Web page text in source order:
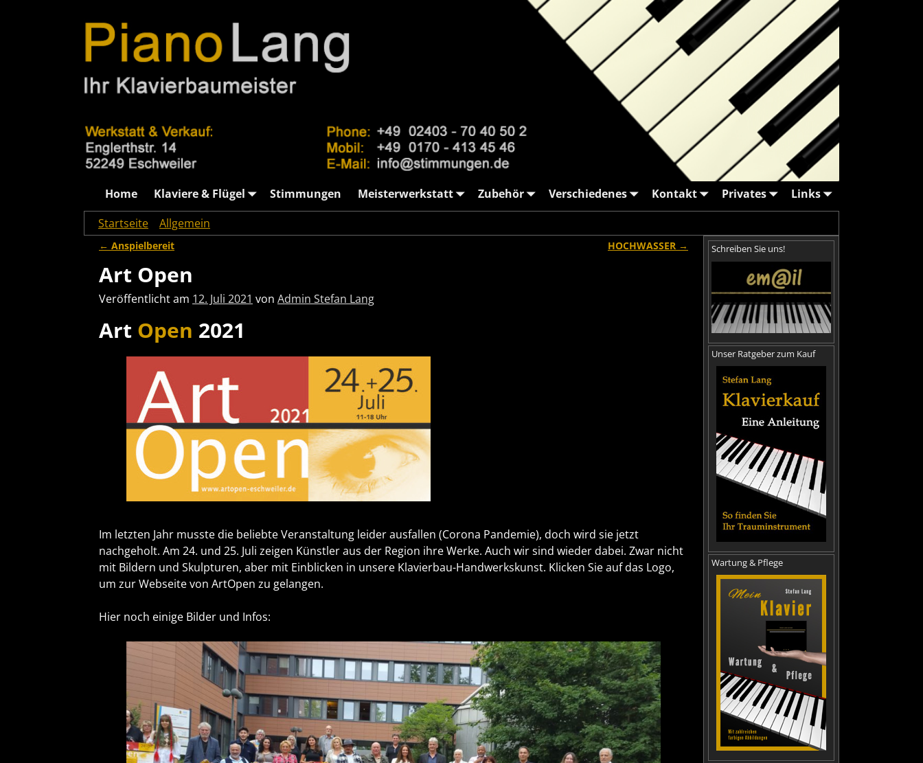
Home Klaviere & Flügel Stimmungen Meisterwerkstatt Zubehör Verschiedenes Kontakt Privates
Links
Startseite
Allgemein
← Anspielbereit HOCHWASSER →
Art Open
Veröffentlicht am 12. Juli 2021 von Admin Stefan Lang
Art Open 2021
Im letzten Jahr musste die beliebte Veranstaltung leider ausfallen (Corona Pandemie), doch wird sie jetzt
nachgeholt. Am 24. und 25. Juli zeigen Künstler aus der Region ihre Werke. Auch wir sind wieder dabei. Zwar nicht
mit Bildern und Skulpturen, aber mit Einblicken in unsere Klavierbau-Handwerkskunst. Klicken Sie auf das Logo,
um zur Webseite von ArtOpen zu gelangen.
Hier noch einige Bilder und Infos:
Schreiben Sie uns!
Unser Ratgeber zum Kauf
Wartung & Pflege